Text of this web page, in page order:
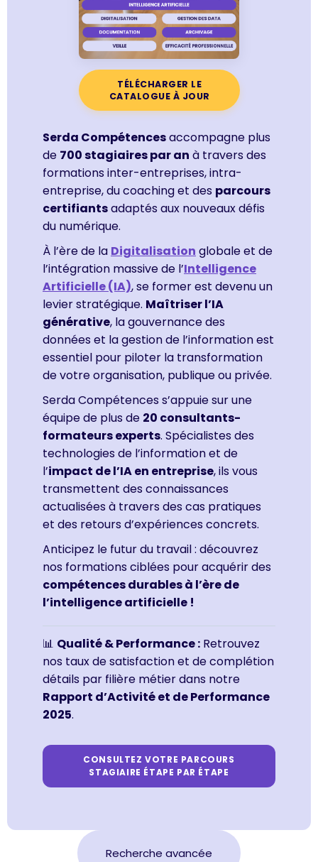
TÉLÉCHARGER LE
CATALOGUE À JOUR
Serda Compétencesaccompagne plus
de 700 stagiaires par an à travers des
formations inter-entreprises, intra-
entreprise, du coaching et des parcours
certifiantsadaptés aux nouveaux défis
du numérique.
À l’ère de la Digitalisation globale et de
l’intégration massive de l’Intelligence
Artificielle (IA), se former est devenu un
levier stratégique. Maîtriser l’IA
générative, la gouvernance des
données et la gestion de l’information est
essentiel pour piloter la transformation
de votre organisation, publique ou privée.
Serda Compétences s’appuie sur une
équipe de plus de 20 consultants-
formateurs experts. Spécialistes des
technologies de l’information et de
l’impact de l’IA en entreprise, ils vous
transmettent des connaissances
actualisées à travers des cas pratiques
et des retours d’expériences concrets.
Anticipez le futur du travail : découvrez
nos formations ciblées pour acquérir des
compétences durables à l’ère de
l’intelligence artificielle !
📊 Qualité & Performance : Retrouvez
nos taux de satisfaction et de complétion
détails par filière métier dans notre
Rapport d’Activité et de Performance
2025.
CONSULTEZ VOTRE PARCOURS
STAGIAIRE ÉTAPE PAR ÉTAPE
Recherche avancée